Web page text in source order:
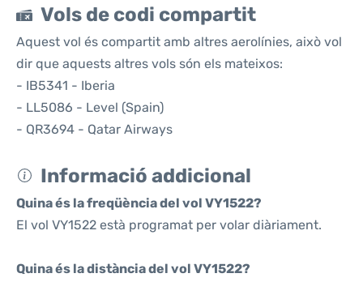
Vols de codi compartit
Aquest vol és compartit amb altres aerolínies, això vol
dir que aquests altres vols són els mateixos:
- IB5341 - Iberia
- LL5086 - Level (Spain)
- QR3694 - Qatar Airways
Informació addicional
Quina és la freqüència del vol VY1522?
El vol VY1522 està programat per volar diàriament.
Quina és la distància del vol VY1522?